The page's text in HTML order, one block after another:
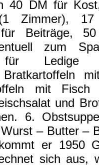
40 DM für
Zimmer),
Beiträge,
zum
für Ledige
mit Fisch
und
6.
– Butter –
er 1950
sich aus,